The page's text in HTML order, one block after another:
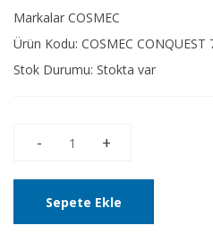
Markalar COSMEC
Ürün Kodu: COSMEC CONQUEST
Stok Durumu: Stokta var
Sepete Ekle